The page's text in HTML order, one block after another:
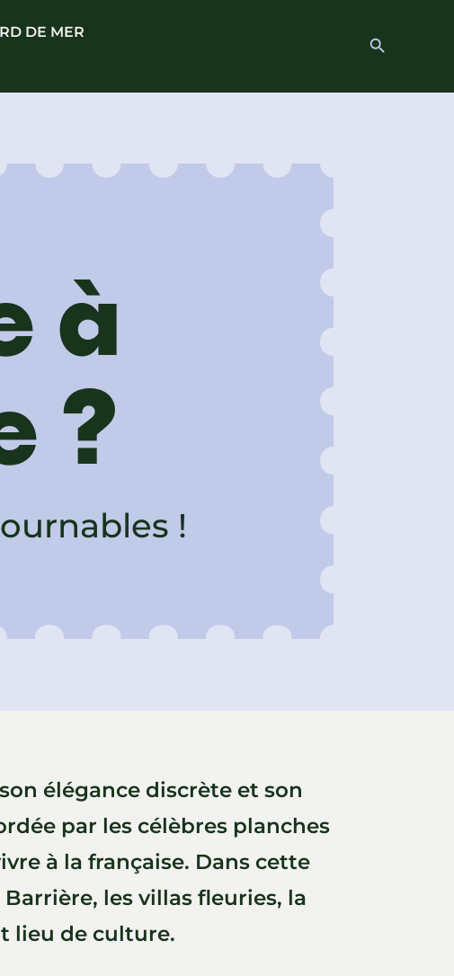
DE MER
Search Button
à
?
!
élégance discrète et son
par les célèbres planches
à la française. Dans cette
les villas fleuries, la
lieu de culture.